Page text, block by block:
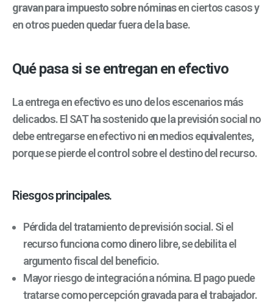
gravan para impuesto sobre nóminasen ciertos casos y
en otros pueden quedar fuera de la base.
Qué pasa si se entregan en efectivo
La entrega en efectivo es uno de los escenarios más
delicados. El SAT ha sostenido que la previsión social no
debe entregarse en efectivo ni en medios equivalentes,
porque se pierde el control sobre el destino del recurso.
Riesgos principales.
Pérdida del tratamiento de previsión social. Si el
recurso funciona como dinero libre, se debilita el
argumento fiscal del beneficio.
Mayor riesgo de integración a nómina. El pago puede
tratarse como percepción gravada para el trabajador.